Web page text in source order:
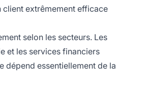
client extrêmement efficace
selon les secteurs. Les
et les services financiers
dépend essentiellement de la